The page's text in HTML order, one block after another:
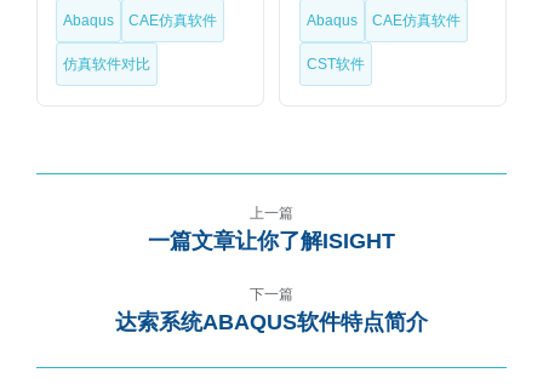
Abaqus CAE仿真软件
仿真软件对比
Abaqus CAE仿真软件
CST软件
上一篇
一篇文章让你了解ISIGHT
下一篇
达索系统ABAQUS软件特点简介